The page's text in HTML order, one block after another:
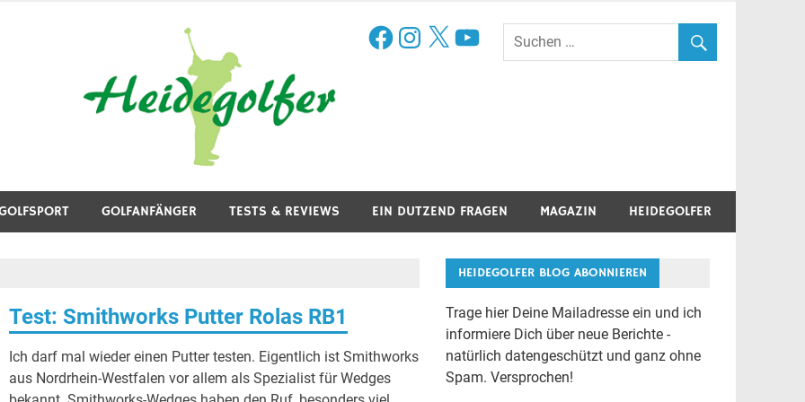
FacebookInstagram
X YouTube
GOLFANFÄNGER TESTS & REVIEWS EIN DUTZEND FRAGEN MAGAZIN HEIDEGOLFER
Test: Smithworks Putter Rolas RB1
Ich darf mal wieder einen Putter testen. Eigentlich ist Smithworks
aus Nordrhein-Westfalen vor allem als Spezialist für Wedges
HEIDEGOLFER BLOG ABONNIEREN
Trage hier Deine Mailadresse ein und ich
informiere Dich über neue Berichte -
natürlich datengeschützt und ganz ohne
Spam. Versprochen!